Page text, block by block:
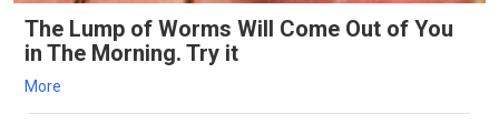
The Lump of Worms Will Come Out of You
in The Morning. Try it
More